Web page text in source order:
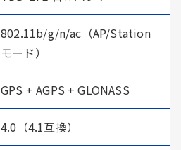
802.11b/g/n/ac（AP/Station
モード）
GPS + AGPS + GLONASS
4.0（4.1互換）